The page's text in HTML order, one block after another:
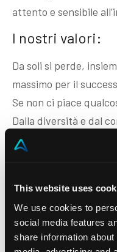
This website uses
We use cookies to
social media features
share information
attento e sensibile
I nostri valori:
Da soli si perde,
massimo per il
Se non ci piace
Dalla diversità e dal
Inclusione, ascolto,
contribuiscano con le
nostra
proprie ambizioni.